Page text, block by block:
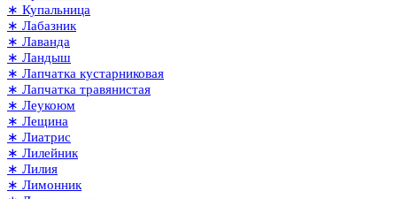
∗ Купальница
∗ Лабазник
∗ Лаванда
∗ Ландыш
∗ Лапчатка кустарниковая
∗ Лапчатка травянистая
∗ Леукоюм
∗ Лещина
∗ Лиатрис
∗ Лилейник
∗ Лилия
∗ Лимонник